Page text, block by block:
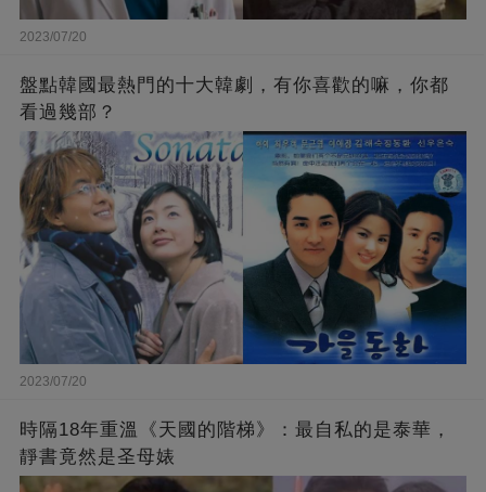
2023/07/20
盤點韓國最熱門的十大韓劇，有你喜歡的嘛，你都
看過幾部？
2023/07/20
時隔18年重溫《天國的階梯》：最自私的是泰華，
靜書竟然是圣母婊